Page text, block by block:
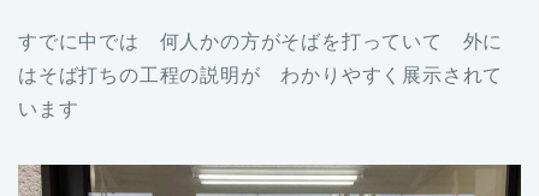
すでに中では 何人かの方がそばを打っていて 外に
はそば打ちの工程の説明が わかりやすく展示されて
います